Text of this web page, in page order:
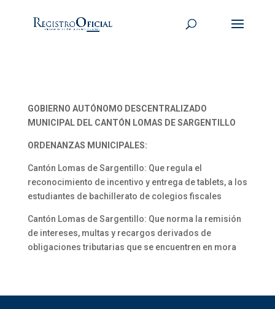
GOBIERNO AUTÓNOMO DESCENTRALIZADO
MUNICIPAL DEL CANTÓN LOMAS DE SARGENTILLO
ORDENANZAS MUNICIPALES:
Cantón Lomas de Sargentillo: Que regula el
reconocimiento de incentivo y entrega de tablets, a los
estudiantes de bachillerato de colegios fiscales
Cantón Lomas de Sargentillo: Que norma la remisión
de intereses, multas y recargos derivados de
obligaciones tributarias que se encuentren en mora